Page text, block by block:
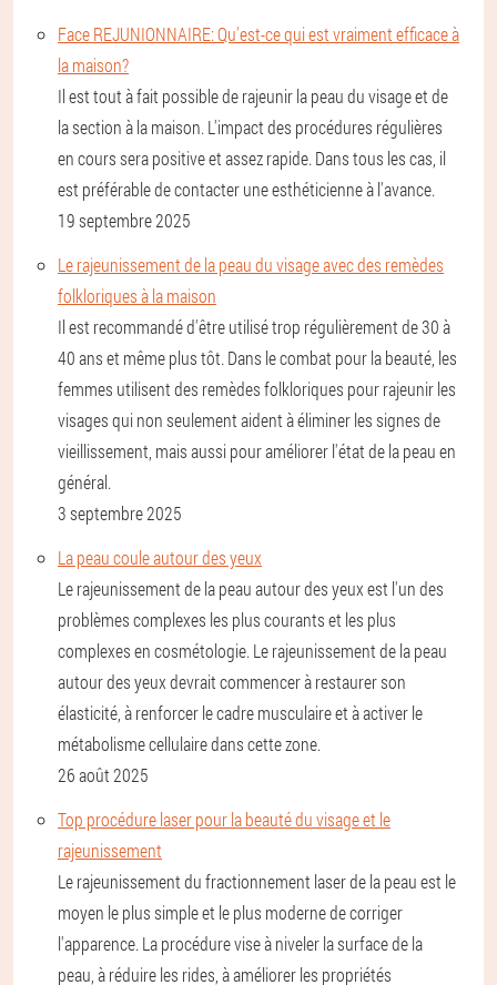
Face REJUNIONNAIRE: Qu'est-ce qui est vraiment efficace à
la maison?
Il est tout à fait possible de rajeunir la peau du visage et de
la section à la maison. L'impact des procédures régulières
en cours sera positive et assez rapide. Dans tous les cas, il
est préférable de contacter une esthéticienne à l'avance.
19 septembre 2025
Le rajeunissement de la peau du visage avec des remèdes
folkloriques à la maison
Il est recommandé d'être utilisé trop régulièrement de 30 à
40 ans et même plus tôt. Dans le combat pour la beauté, les
femmes utilisent des remèdes folkloriques pour rajeunir les
visages qui non seulement aident à éliminer les signes de
vieillissement, mais aussi pour améliorer l'état de la peau en
général.
3 septembre 2025
La peau coule autour des yeux
Le rajeunissement de la peau autour des yeux est l'un des
problèmes complexes les plus courants et les plus
complexes en cosmétologie. Le rajeunissement de la peau
autour des yeux devrait commencer à restaurer son
élasticité, à renforcer le cadre musculaire et à activer le
métabolisme cellulaire dans cette zone.
26 août 2025
Top procédure laser pour la beauté du visage et le
rajeunissement
Le rajeunissement du fractionnement laser de la peau est le
moyen le plus simple et le plus moderne de corriger
l'apparence. La procédure vise à niveler la surface de la
peau, à réduire les rides, à améliorer les propriétés